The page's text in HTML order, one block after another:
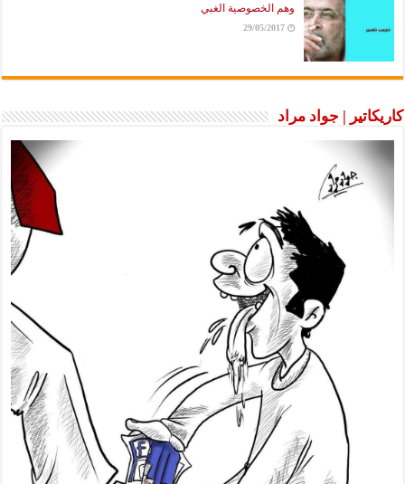
وهم الخصوصية الغبي
29/05/2017
كاريكاتير | جواد مراد